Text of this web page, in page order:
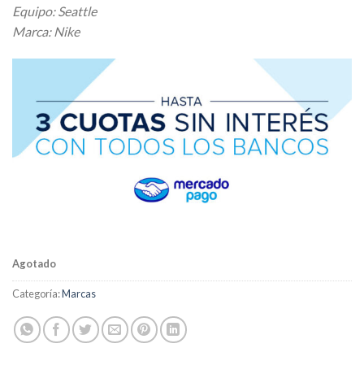
Equipo: Seattle
Marca: Nike
Agotado
Categoría:Marcas